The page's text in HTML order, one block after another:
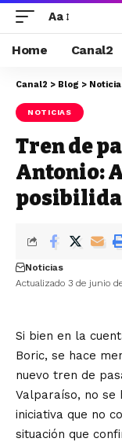
Aa
Home Canal2
Canal2 > Blog >
NOTICIAS
Tren de
Antonio:
Actualizado 3 de junio
Noticias
Si bien en la
Boric, se hace
nuevo tren de
Valparaíso, no se
iniciativa que no
situación que